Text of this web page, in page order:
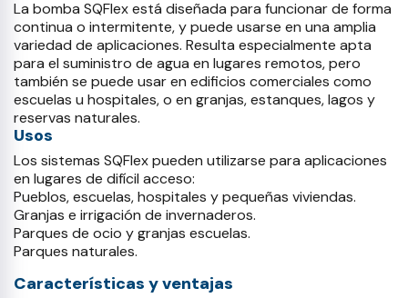
La bomba SQFlex está diseñada para funcionar de forma
continua o intermitente, y puede usarse en una amplia
variedad de aplicaciones. Resulta especialmente apta
para el suministro de agua en lugares remotos, pero
también se puede usar en edificios comerciales como
escuelas u hospitales, o en granjas, estanques, lagos y
reservas naturales.
Usos
Los sistemas SQFlex pueden utilizarse para aplicaciones
en lugares de difícil acceso:
Pueblos, escuelas, hospitales y pequeñas viviendas.
Granjas e irrigación de invernaderos.
Parques de ocio y granjas escuelas.
Parques naturales.
Características y ventajas